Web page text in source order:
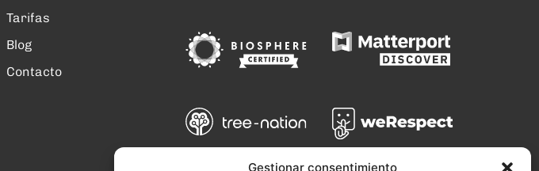
Gestionar consentimiento
Tarifas
Blog
Contacto